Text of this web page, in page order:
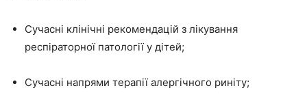
Сучасні клінічні рекомендацій з лікування
респіраторної патології у дітей;
Сучасні напрями терапії алергічного риніту;